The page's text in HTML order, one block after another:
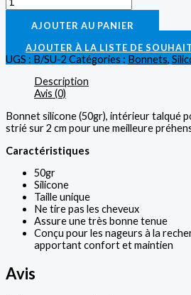
AJOUTER AU PANIER
AJOUTER À LA LISTE DE
UGS : B/SU-2 Catégories : Bonnets,
Description
Avis (0)
Bonnet silicone (50gr), intérieur talqué
strié sur 2 cm pour une meilleure
Caractéristiques
50gr
Silicone
Taille unique
Ne tire pas les cheveux
Assure une très bonne tenue
Conçu pour les nageurs à la
apportant confort et maintien
Avis